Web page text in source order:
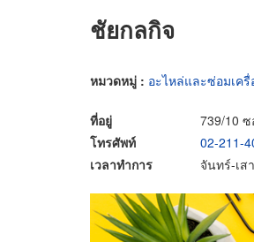
ชัยกลกิจ
หมวดหมู่ : อะไหล่และซ่อมเครื่
ที่อยู่
739/10
โทรศัพท์
02-211-
เวลาทำการ
จันทร์-เส